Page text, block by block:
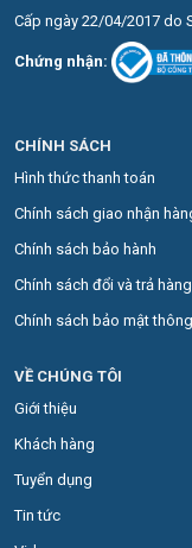
Cấp ngày 22/04/2017 do
Chứng nhận:
CHÍNH SÁCH
Hình thức thanh toán
Chính sách giao nhận
Chính sách bảo hành
Chính sách đổi và trả hàng
Chính sách bảo mật
VỀ CHÚNG TÔI
Giới thiệu
Khách hàng
Tuyển dụng
Tin tức